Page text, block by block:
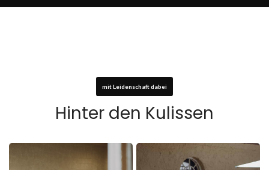
mit Leidenschaft dabei
Hinter den Kulissen